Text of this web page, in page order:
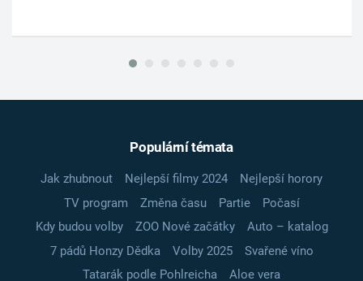
Populární témata
Jak zhubnout Nejlepší filmy 2024
Nejlepší horory
TV program
Změna času Partie
Počasí
Kdy budou volby
ZOO Nové začátky
Auto – katalog
7 pádů Honzy Dědka
Volby 2025
Svařené víno
Tatarák podle Pohlreicha
Aloe vera